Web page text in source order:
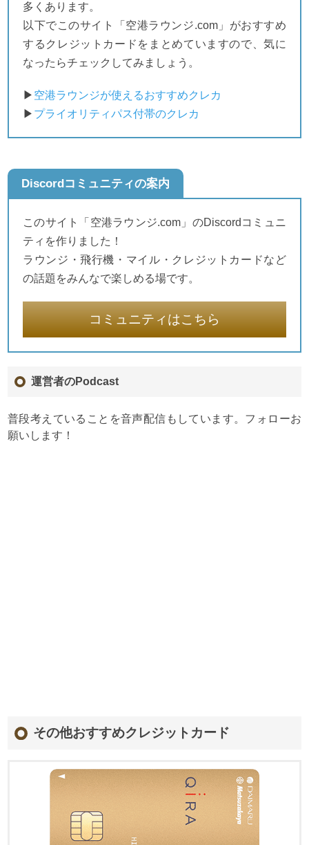
多くあります。
以下でこのサイト「空港ラウンジ.com」がおすすめ
するクレジットカードをまとめていますので、気に
なったらチェックしてみましょう。
▶ 空港ラウンジが使えるおすすめクレカ
▶ プライオリティパス付帯のクレカ
Discordコミュニティの案内
このサイト「空港ラウンジ.com」のDiscordコミュニ
ティを作りました！
ラウンジ・飛行機・マイル・クレジットカードなど
の話題をみんなで楽しめる場です。
コミュニティはこちら
運営者のPodcast
普段考えていることを音声配信もしています。フォローお
願いします！
その他おすすめクレジットカード